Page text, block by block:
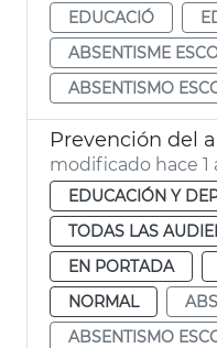
EDUCACIÓ
ABSENTISME
ABSENTISMO
modificado hace 1
EDUCACIÓN Y
TODAS LAS
EN PORTADA
NORMAL
ABSENTISMO